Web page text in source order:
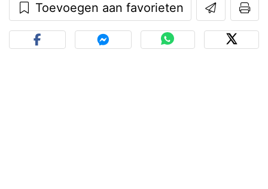
Toevoegen aan favorieten